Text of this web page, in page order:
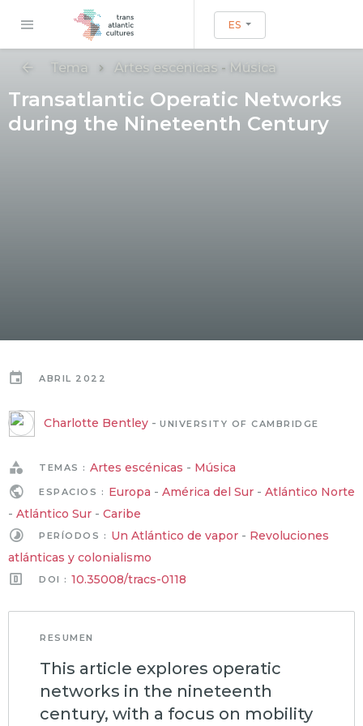
ES
Tema Artes escénicas - Música
Transatlantic Operatic Networks
during the Nineteenth Century
ABRIL 2022
Charlotte Bentley - UNIVERSITY OF CAMBRIDGE
TEMAS : Artes escénicas - Música
ESPACIOS : Europa - América del Sur- Atlántico Norte
- Atlántico Sur - Caribe
PERÍODOS : Un Atlántico de vapor- Revoluciones
atlánticas y colonialismo
DOI : 10.35008/tracs-0118
RESUMEN
This article explores operatic
networks in the nineteenth
century, with a focus on mobility